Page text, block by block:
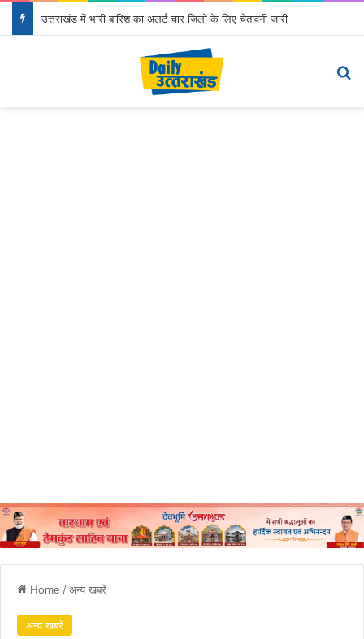
उत्तराखंड में भारी बारिश का अलर्ट चार जिलों के लिए चेतावनी जारी
Home /अन्य खबरें
अन्य खबरें